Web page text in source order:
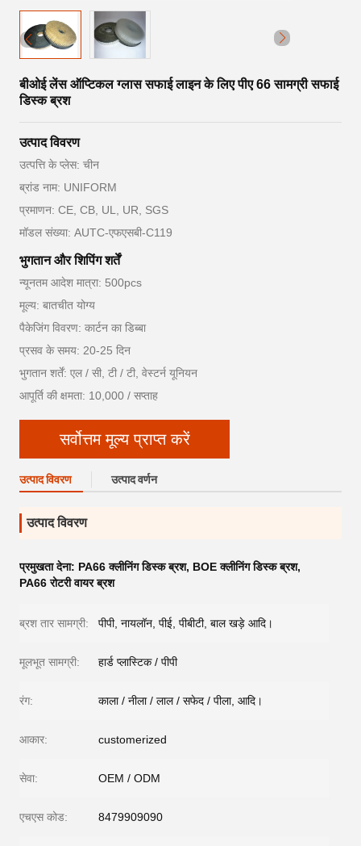
बीओई लेंस ऑप्टिकल ग्लास सफाई लाइन के लिए पीए 66 सामग्री सफाई
डिस्क ब्रश
उत्पाद विवरण
उत्पत्ति के प्लेस: चीन
ब्रांड नाम: UNIFORM
प्रमाणन: CE, CB, UL, UR, SGS
मॉडल संख्या: AUTC-एफएसबी-C119
भुगतान और शिपिंग शर्तें
न्यूनतम आदेश मात्रा: 500pcs
मूल्य: बातचीत योग्य
पैकेजिंग विवरण: कार्टन का डिब्बा
प्रसव के समय: 20-25 दिन
भुगतान शर्तें: एल / सी, टी / टी, वेस्टर्न यूनियन
आपूर्ति की क्षमता: 10,000 / सप्ताह
सर्वोत्तम मूल्य प्राप्त करें
उत्पाद विवरण उत्पाद वर्णन
उत्पाद विवरण
प्रमुखता देना: PA66 क्लीनिंग डिस्क ब्रश, BOE क्लीनिंग डिस्क ब्रश,
PA66 रोटरी वायर ब्रश
ब्रश तार सामग्री: पीपी, नायलॉन, पीई, पीबीटी, बाल खड़े आदि।
मूलभूत सामग्री: हार्ड प्लास्टिक / पीपी
रंग: काला / नीला / लाल / सफेद / पीला, आदि।
आकार: customerized
सेवा: OEM / ODM
एचएस कोड: 8479909090